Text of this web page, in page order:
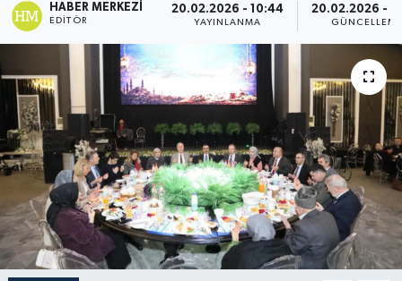
HABER MERKEZI
EDITÖR
20.02.2026 - 10:44
YAYINLANMA
20.02.2026 -